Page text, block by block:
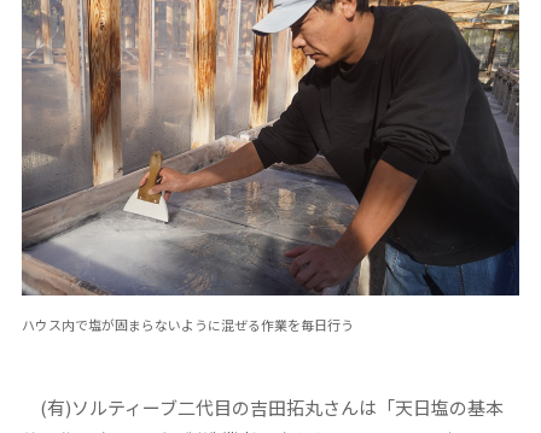
ハウス内で塩が固まらないように混ぜる作業を毎日行う
(有)ソルティーブ二代目の吉田拓丸さんは「天日塩の基本